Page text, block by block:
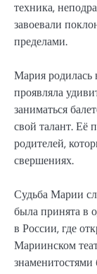
техника,
завоевали
пределами.
Мария родилась
проявляла
заниматься
свой талант. Её
родителей,
свершениях.
Судьба Марии
была принята в
в России, где
Мариинском